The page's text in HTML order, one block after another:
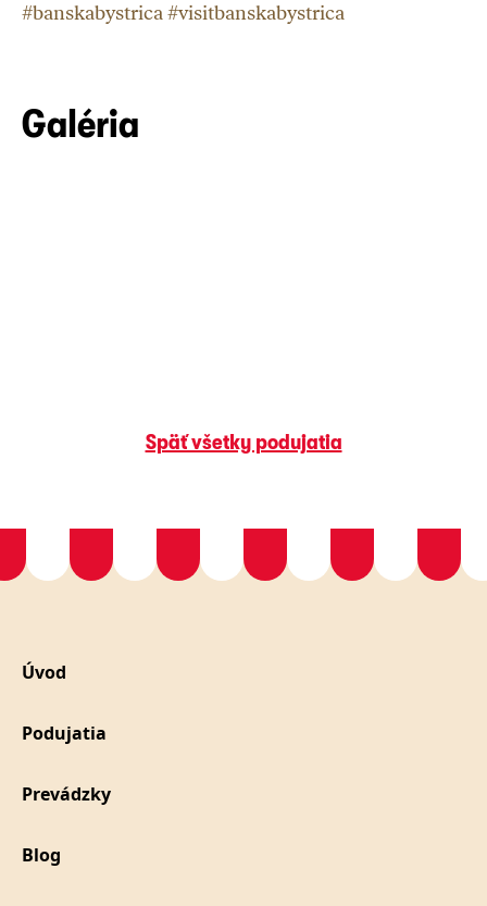
#banskabystrica #visitbanskabystrica
Galéria
Späť všetky podujatia
Úvod
Podujatia
Prevádzky
Blog